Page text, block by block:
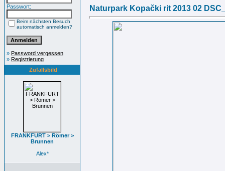
Passwort:
Beim nächsten Besuch
automatisch anmelden?
» Password vergessen
» Registrierung
Zufallsbild
FRANKFURT > Römer >
Brunnen
Alex*
Naturpark Kopački rit 2013 02